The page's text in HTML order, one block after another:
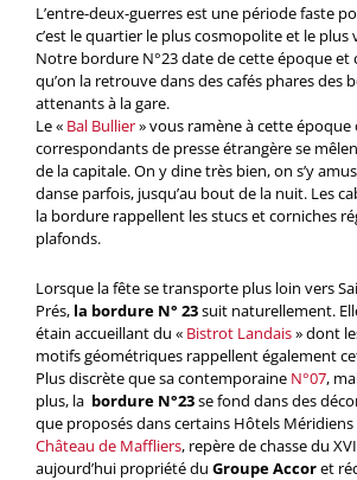
L’entre-deux-guerres est une période faste
c’est le quartier le plus cosmopolite et le plus
Notre bordure N°23 date de cette époque et
qu’on la retrouve dans des cafés phares des
attenants à la gare.
Le « Bal Bullier» vous ramène à cette époque
correspondants de presse étrangère se
de la capitale. On y dine très bien, on s’y
danse parfois, jusqu’au bout de la nuit. Les
la bordure rappellent les stucs et corniches
plafonds.
Lorsque la fête se transporte plus loin vers
Prés, la bordure N° 23suit naturellement.
étain accueillant du « Bistrot Landais» dont
motifs géométriques rappellent également
Plus discrète que sa contemporaine N°07,
plus, la bordure N°23se fond dans des
que proposés dans certains Hôtels Méridiens
Château de Maffliers, repère de chasse du
aujourd’hui propriété du Groupe Accoret